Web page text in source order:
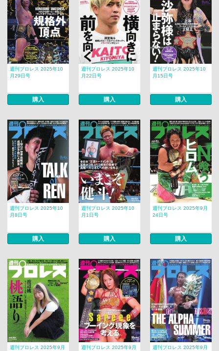
週刊プロレス 2025年10
月29日号
購入
週刊プロレス 2025年10
月22日号
購入
週刊プロレス 2025年10
月15日号
購入
週刊プロレス 2025年10
月8日号
購入
週刊プロレス 2025年10
月1日号
購入
週刊プロレス 2025年9月
24日号
購入
週刊プロレス 2025年9月
週刊プロレス 2025年9月
週刊プロレス 2025年9月